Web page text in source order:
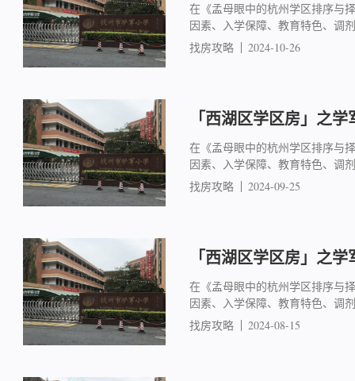
在《孟母眼中的杭州学区排序与
因素、入学保障、教育特色、调
找房攻略
2024-10-26
「西湖区学区房」之
在《孟母眼中的杭州学区排序与
因素、入学保障、教育特色、调
找房攻略
2024-09-25
「西湖区学区房」之
在《孟母眼中的杭州学区排序与
因素、入学保障、教育特色、调
找房攻略
2024-08-15